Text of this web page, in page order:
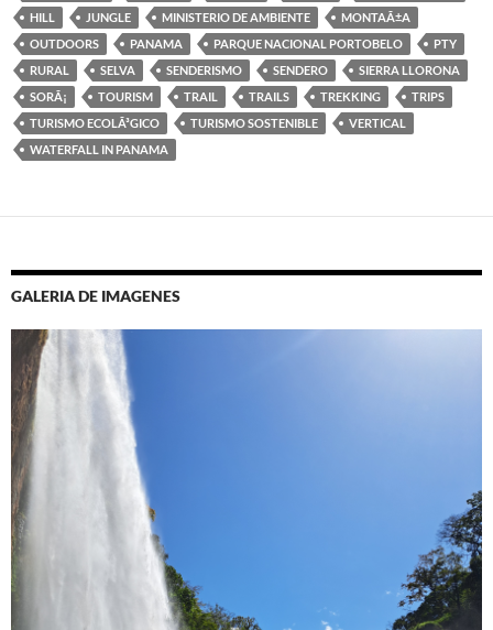
HILL
JUNGLE MINISTERIO DE AMBIENTE
MONTAÃ±A
OUTDOORS
PANAMA PARQUE NACIONAL PORTOBELO
PTY
RURAL
SELVA SENDERISMO SENDERO
SIERRA LLORONA
SORÃ¡
TOURISM TRAIL TRAILS TREKKING
TRIPS
TURISMO ECOLÃ³GICO
TURISMO SOSTENIBLE
VERTICAL
WATERFALL IN PANAMA
GALERIA DE IMAGENES